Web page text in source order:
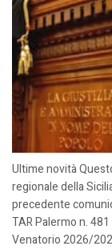
Ultime novità
regionale della
precedente
TAR Palermo n.
Venatorio 2026/